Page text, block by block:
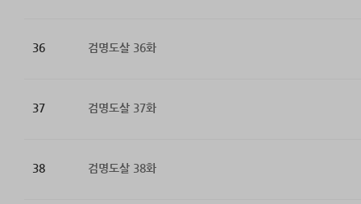
36 검명도살 36화
37 검명도살 37화
38 검명도살 38화